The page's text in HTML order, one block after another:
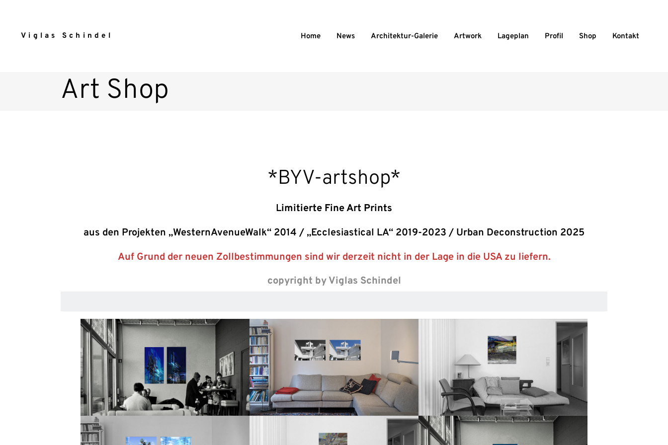
Viglas Schindel Home News Architektur-Galerie Artwork Lageplan Profil Shop Kontakt
Art Shop
*BYV-artshop*
Limitierte Fine Art Prints
aus den Projekten „WesternAvenueWalk“ 2014 / „Ecclesiastical LA“ 2019-2023 / Urban Deconstruction 2025
Auf Grund der neuen Zollbestimmungen sind wir derzeit nicht in der Lage in die USA zu liefern.
copyright by Viglas Schindel